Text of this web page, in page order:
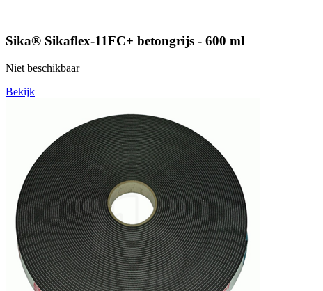
Sika® Sikaflex-11FC+ betongrijs - 600 ml
Niet beschikbaar
Bekijk